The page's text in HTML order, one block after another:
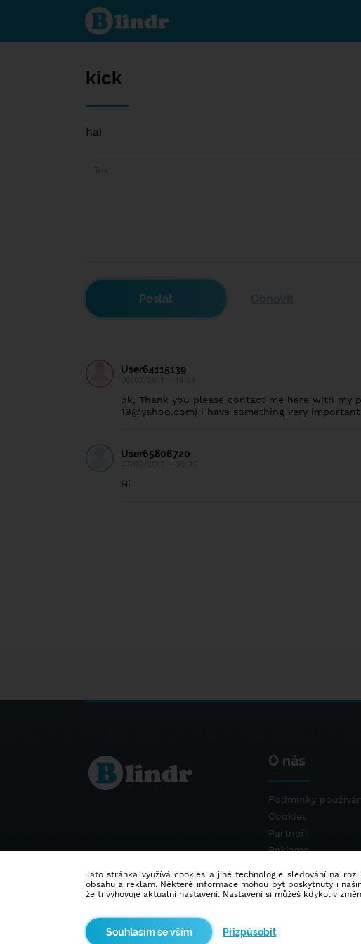
kick
kick
hai
User64115139
ok, Thank you please contact me here with my
19@yahoo.com) i have something very
User65806720
Hi
O nás
Podmínky
Cookies
Partneři
Reklama
Tato stránka využívá cookies a jiné technologie sledování na
obsahu a reklam. Některé informace mohou být poskytnuty i
že ti vyhovuje aktuální nastavení. Nastavení si můžeš kdykoliv
Přizpůsobit